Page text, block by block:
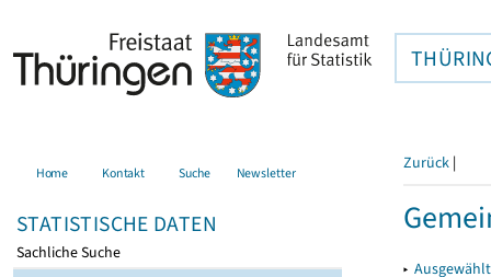
Home Kontakt Suche Newsletter
STATISTISCHE DATEN
Sachliche Suche
Zurück |
▸